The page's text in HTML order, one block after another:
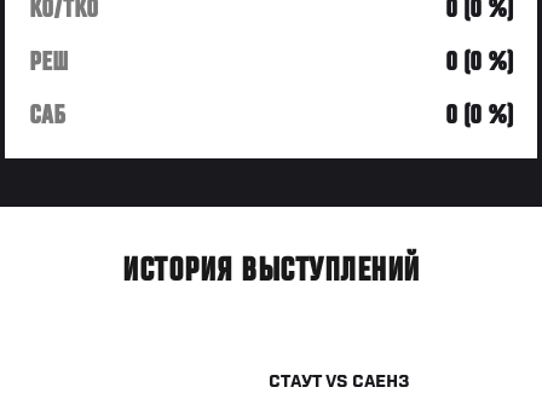
KO/TKO
0 (0 %)
РЕШ
0 (0 %)
САБ
0 (0 %)
ИСТОРИЯ ВЫСТУПЛЕНИЙ
СТАУТVS САЕНЗ